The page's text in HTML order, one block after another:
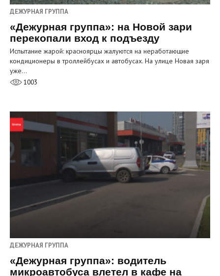
ДЕЖУРНАЯ ГРУППА
«Дежурная группа»: на Новой зари
перекопали вход к подъезду
Испытание жарой: красноярцы жалуются на неработающие
кондиционеры в троллейбусах и автобусах. На улице Новая заря
уже…
1003
ДЕЖУРНАЯ ГРУППА
«Дежурная группа»: водитель
микроавтобуса влетел в кафе на